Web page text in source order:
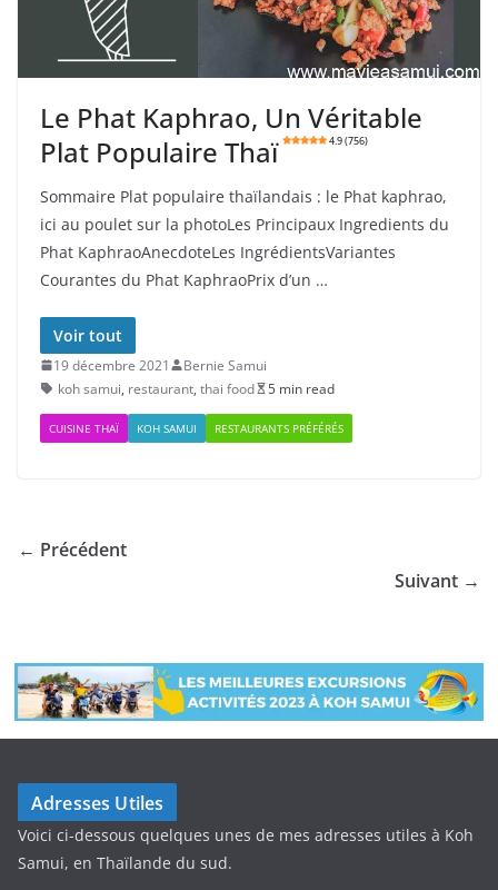
Le Phat Kaphrao, Un Véritable
Plat Populaire Thaï
4.9 (756)
Sommaire Plat populaire thaïlandais : le Phat kaphrao,
ici au poulet sur la photoLes Principaux Ingredients du
Phat KaphraoAnecdoteLes IngrédientsVariantes
Courantes du Phat KaphraoPrix d’un …
Voir tout
19 décembre 2021
Bernie Samui
koh samui, restaurant, thai food 5 min read
CUISINE THAÏ KOH SAMUI RESTAURANTS PRÉFÉRÉS
← Précédent
Suivant →
Adresses Utiles
Voici ci-dessous quelques unes de mes adresses utiles à Koh
Samui, en Thaïlande du sud.